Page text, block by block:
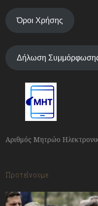
Όροι Χρήσης
Δήλωση
Αριθμός Μητρώο
Προτείνουμε